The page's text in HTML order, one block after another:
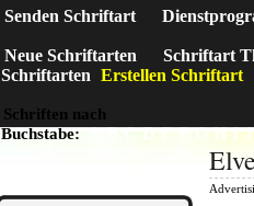
Senden Schriftart
Neue Schriftarten Schriftart
Schriftarten Erstellen Schriftart
Schriften nach
Buchstabe: A B C D E F G H I J